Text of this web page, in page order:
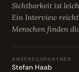
Sichtbarkeit ist
Ein Interview
Menschen finden
ANSPRECHPARTNER
Stefan Haab